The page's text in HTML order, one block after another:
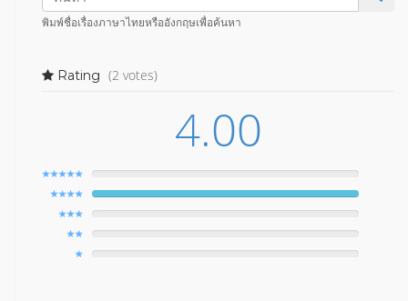
พิมพ์ชื่อเรื่องภาษาไทยหรืออังกฤษเพื่อค้นหา
Rating (2 votes)
4.00